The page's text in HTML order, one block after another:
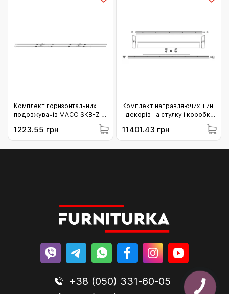
Комплект горизонтальних
подовжувачів МАСО SKB-Z з
(465740)
1223.55 грн
Комплект направляючих шин
і декорів на стулку і коробку
L=3.430 FFB 1451-1650
срібло (466056)
11401.43 грн
+38 (050) 331-60-05